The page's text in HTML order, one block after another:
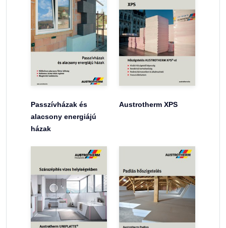
Passzívházak és
alacsony energiájú
házak
Austrotherm XPS